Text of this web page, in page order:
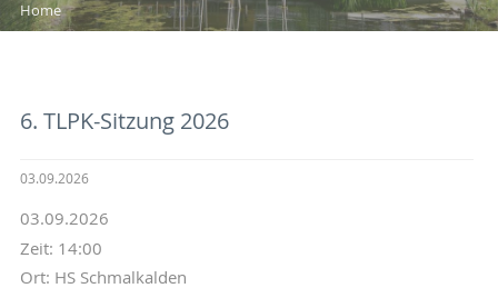
Home
6. TLPK-Sitzung 2026
03.09.2026
03.09.2026
Zeit: 14:00
Ort: HS Schmalkalden